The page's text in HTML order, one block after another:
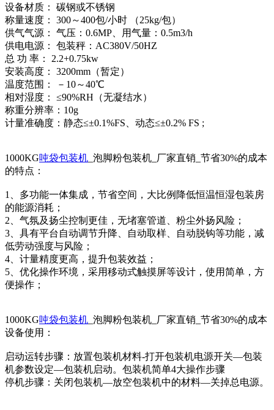
设备材质： 碳钢或不锈钢
称量速度： 300～400包/小时 （25kg/包）
供气气源： 气压：0.6MP、用气量：0.5m3/h
供电电源： 包装秤：AC380V/50HZ
总 功 率： 2.2+0.75kw
安装高度： 3200mm（暂定）
温度范围： －10～40℃
相对湿度： ≤90%RH（无凝结水）
称重分辨率：10g
计量准确度：静态≤±0.1%FS、动态≤±0.2% FS ;
1000KG吨袋包装机 _泡脚粉包装机_厂家直销_节省30%的成本
的特点：
1、多功能一体集成，节省空间，大比例降低恒温恒湿包装房
的能源消耗；
2、气氛及扬尘控制更佳，无堵塞管道、粉尘外扬风险；
3、具有平台自动调节升降、自动取样、自动脱钩等功能，减
低劳动强度与风险；
4、计量精度更高，提升包装效益；
5、优化操作环境，采用移动式触摸屏等设计，使用简单，方
便操作；
1000KG吨袋包装机 _泡脚粉包装机_厂家直销_节省30%的成本
设备使用：
启动运转步骤：放置包装机材料-打开包装机电源开关—包装
机参数设定—包装机启动。包装机简单4大操作步骤
停机步骤：关闭包装机—放空包装机中的材料—关掉总电源。